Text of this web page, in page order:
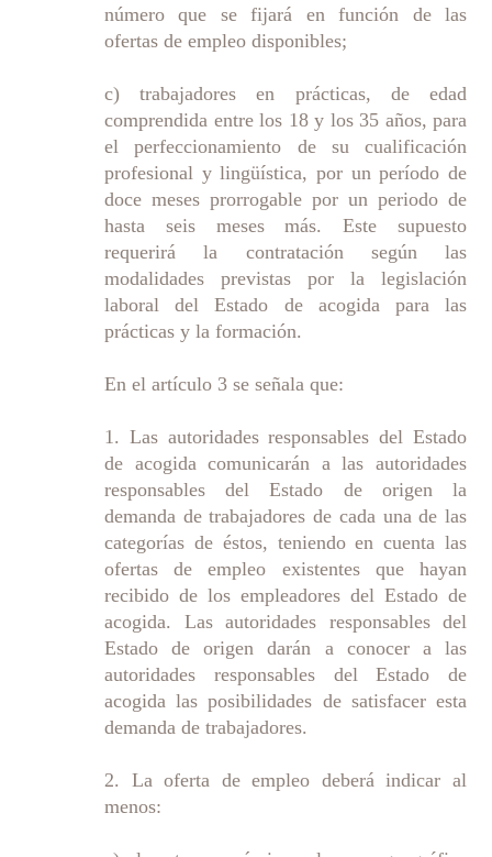
número que se fijará en función de las
ofertas de empleo disponibles;
c) trabajadores en prácticas, de edad
comprendida entre los 18 y los 35 años, para
el perfeccionamiento de su cualificación
profesional y lingüística, por un período de
doce meses prorrogable por un periodo de
hasta seis meses más. Este supuesto
requerirá la contratación según las
modalidades previstas por la legislación
laboral del Estado de acogida para las
prácticas y la formación.
En el artículo 3 se señala que:
1. Las autoridades responsables del Estado
de acogida comunicarán a las autoridades
responsables del Estado de origen la
demanda de trabajadores de cada una de las
categorías de éstos, teniendo en cuenta las
ofertas de empleo existentes que hayan
recibido de los empleadores del Estado de
acogida. Las autoridades responsables del
Estado de origen darán a conocer a las
autoridades responsables del Estado de
acogida las posibilidades de satisfacer esta
demanda de trabajadores.
2. La oferta de empleo deberá indicar al
menos: